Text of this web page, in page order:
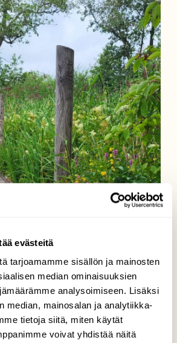
evästeitä
tarjoamamme sisällön ja mainosten
median ominaisuuksien
analysoimiseen. Lisäksi
median, mainosalan ja analytiikka-
tietoja siitä, miten käytät
voivat yhdistää näitä